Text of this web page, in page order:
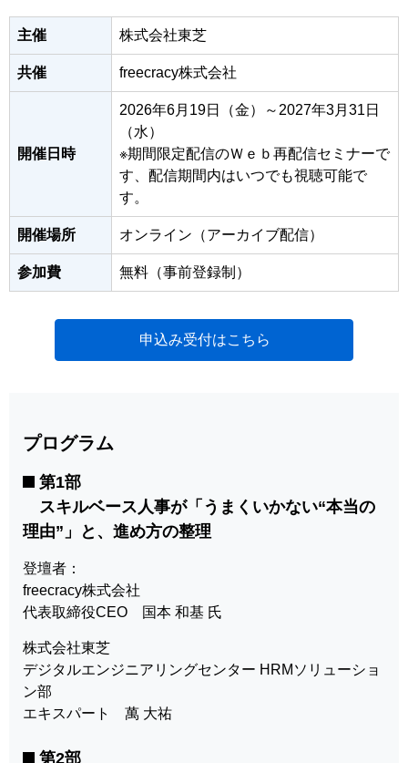
主催 株式会社東芝
共催 freecracy株式会社
開催日時
2026年6月19日（金）～2027年3月31日
（水）
※期間限定配信のＷｅｂ再配信セミナーで
す、配信期間内はいつでも視聴可能で
す。
開催場所 オンライン（アーカイブ配信）
参加費 無料（事前登録制）
申込み受付はこちら
プログラム
第1部
スキルベース人事が「うまくいかない“本当の
理由”」と、進め方の整理
登壇者：
freecracy株式会社
代表取締役CEO 国本 和基 氏
株式会社東芝
デジタルエンジニアリングセンター HRMソリューショ
ン部
エキスパート 萬 大祐
第2部